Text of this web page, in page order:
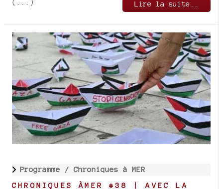
Lire la suite..
Programme / Chroniques à MER
CHRONIQUES ÀMER #38 | AVEC LA